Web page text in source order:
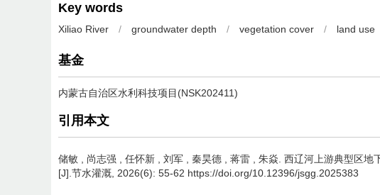
Key words
Xiliao River / groundwater depth / vegetation cover / land use
基金
内蒙古自治区水利科技项目(NSK202411)
引用本文
储敏 尚志强 任怀新 刘军 秦昊德 蒋雷 朱焱 西辽河上游典型区地
[J].节水灌溉, 2026(6): 55-62 https://doi.org/10.12396/jsgg.2025383